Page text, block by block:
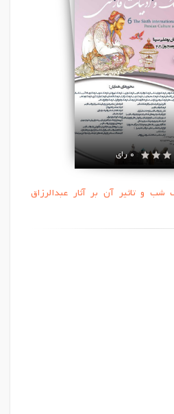
0 رای
شب و تاثیر آن بر آثار عبدالرزاق